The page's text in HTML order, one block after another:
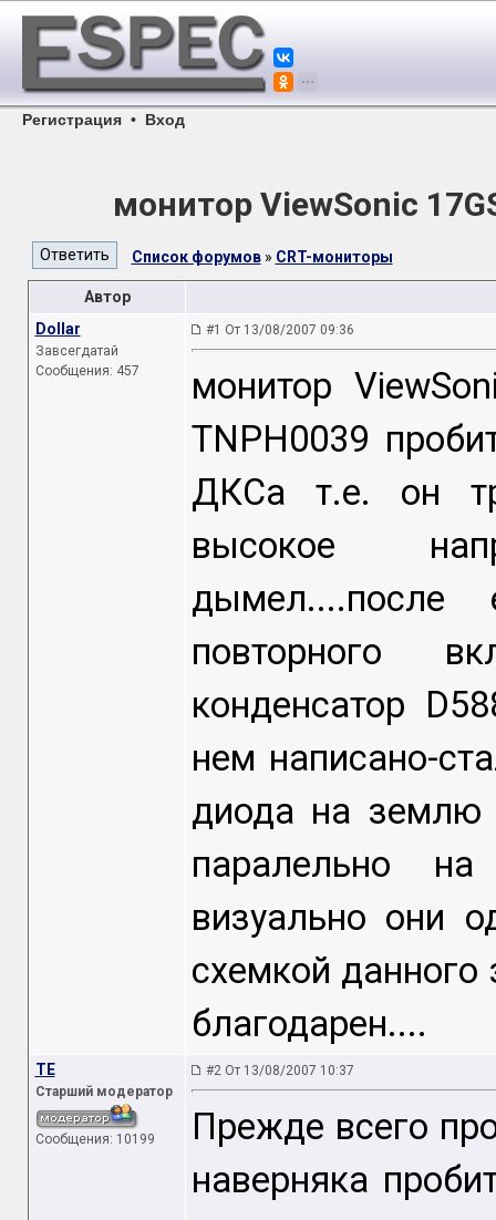
Регистрация • Вход
монитор ViewSonic
Список форумов» CRT-мониторы
Автор
Dollar
Завсегдатай
Сообщения: 457
#1 От 13/08/2007 09:36
монитор
TNPH0039
ДКСа т.е. он
высокое
повторного
конденсатор
нем написано-
диода на землю
паралельно
визуально они
схемкой данного
благодарен....
TE
Старший модератор
Сообщения: 10199
#2 От 13/08/2007 10:37
Прежде всего
наверняка